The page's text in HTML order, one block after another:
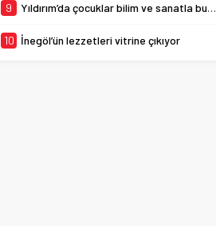
9 Yıldırım’da çocuklar bilim ve sanatla buluşuyor
10 İnegöl’ün lezzetleri vitrine çıkıyor